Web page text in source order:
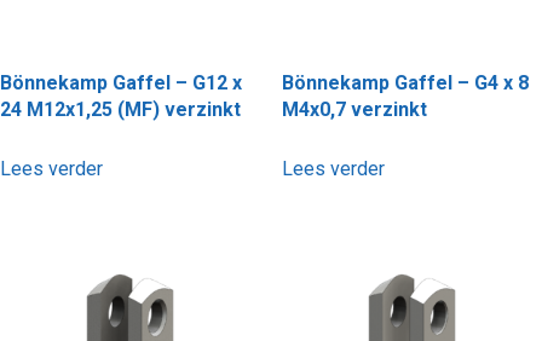
Bönnekamp Gaffel – G12 x
24 M12x1,25 (MF) verzinkt
Lees verder
Bönnekamp Gaffel – G4 x 8
M4x0,7 verzinkt
Lees verder